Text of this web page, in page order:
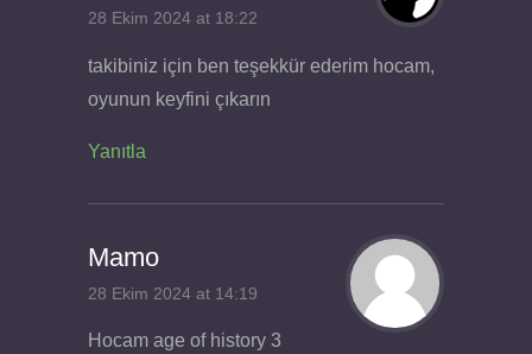
28 Ekim 2024 at 18:22
takibiniz için ben teşekkür ederim hocam,
oyunun keyfini çıkarın
Yanıtla
Mamo
28 Ekim 2024 at 14:19
Hocam age of history 3